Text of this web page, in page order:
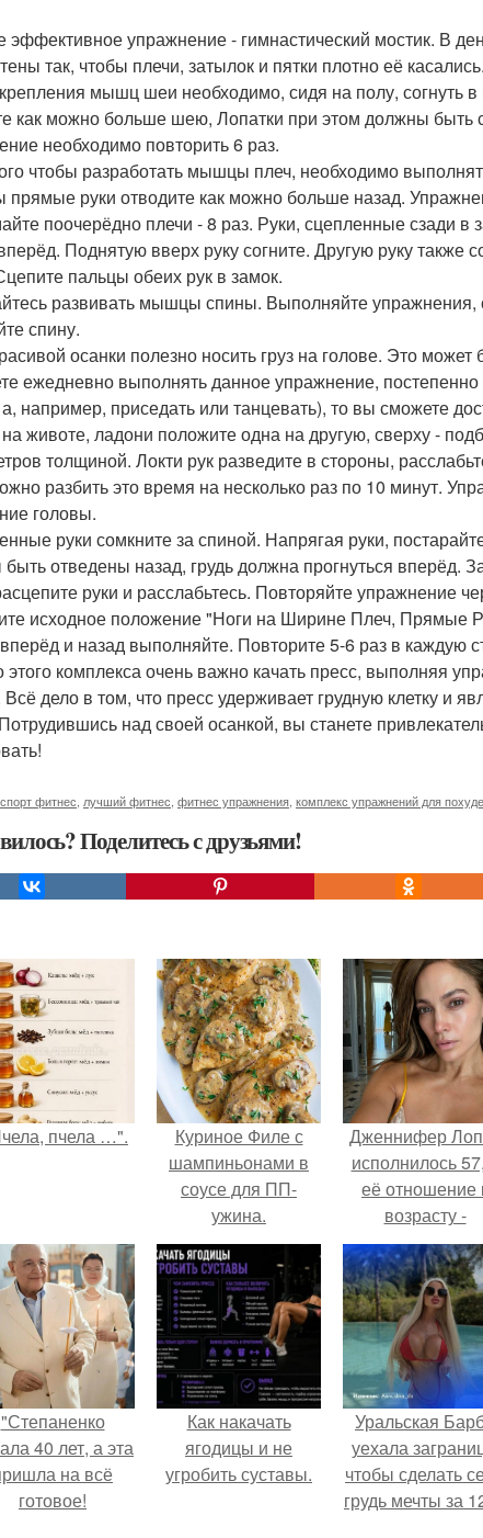
эффективное упражнение - гимнастический мостик. В
так, чтобы плечи, затылок и пятки плотно её касались.
мышц шеи необходимо, сидя на полу, согнуть в
как можно больше шею, Лопатки при этом должны быть
необходимо повторить 6 раз.
чтобы разработать мышцы плеч, необходимо
прямые руки отводите как можно больше назад.
поочерёдно плечи - 8 раз. Руки, сцепленные сзади
Поднятую вверх руку согните. Другую руку также
пальцы обеих рук в замок.
развивать мышцы спины. Выполняйте упражнения,
спину.
осанки полезно носить груз на голове. Это
ежедневно выполнять данное упражнение, постепенно
например, приседать или танцевать), то вы сможете
животе, ладони положите одна на другую, сверху -
толщиной. Локти рук разведите в стороны,
разбить это время на несколько раз по 10 минут.
головы.
руки сомкните за спиной. Напрягая руки,
отведены назад, грудь должна прогнуться вперёд.
руки и расслабьтесь. Повторяйте упражнение
исходное положение "Ноги на Ширине Плеч, Прямые
и назад выполняйте. Повторите 5-6 раз в каждую
комплекса очень важно качать пресс, выполняя
дело в том, что пресс удерживает грудную клетку и
над своей осанкой, вы станете
спорт фитнес лучший фитнес фитнес упражнения комплекс упражнений для
Поделитесь с друзьями!
пчела …".
Куриное Филе с
шампиньонами в
соусе для ПП-
ужина.
Дженнифер
исполнилось
её отношение
возрасту -
настоящий
манифест
уверенности:
говорите, что
отлично
для 57.
"Степаненко
40 лет, а эта
на всё
готовое!
Как накачать
ягодицы и не
угробить суставы.
Уральская
уехала
чтобы сделать
грудь мечты за